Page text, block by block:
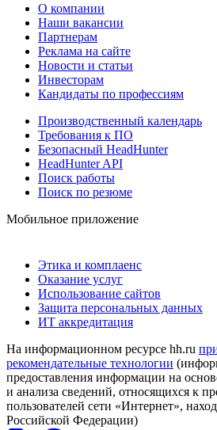
О компании
Наши вакансии
Партнерам
Реклама на сайте
Новости и статьи
Инвесторам
Кандидаты по профессиям
Производственный календарь
Требования к ПО
Безопасный HeadHunter
HeadHunter API
Поиск работы
Поиск по резюме
Мобильное приложение
Этика и комплаенс
Оказание услуг
Использование сайтов
Защита персональных данных
ИТ аккредитация
На информационном ресурсе hh.ru
рекомендательные технологии
предоставления информации на
и анализа сведений, относящихся к
пользователей сети «Интернет»,
Российской Федерации)